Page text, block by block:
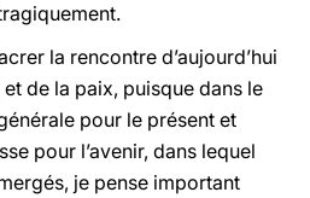
la rencontre d’aujourd’hui
de la paix, puisque dans le
pour le présent et
pour l’avenir, dans lequel
je pense important